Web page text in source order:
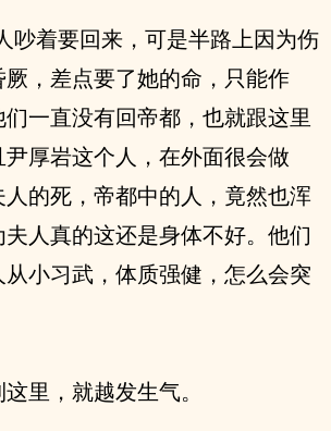
吵着要回来，可是半路上因为伤
，差点要了她的命，只能作
一直没有回帝都，也就跟这里
厚岩这个人，在外面很会做
人的死，帝都中的人，竟然也浑
人真的这还是身体不好。他们
小习武，体质强健，怎么会突
里，就越发生气。